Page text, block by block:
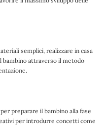
semplici, realizzare in casa
bambino attraverso il metodo
preparare il bambino alla fase
per introdurre concetti come